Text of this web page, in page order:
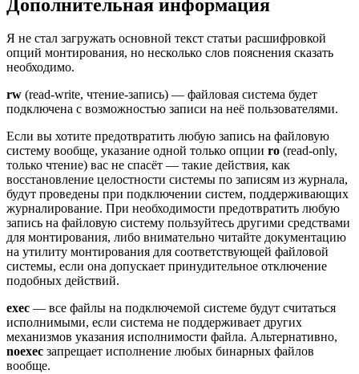
Дополнительная информация
Я не стал загружать основной текст статьи расшифровкой
опций монтирования, но несколько слов пояснения сказать
необходимо.
rw (read-write, чтение-запись) — файловая система будет
подключена с возможностью записи на неё пользователями.
Если вы хотите предотвратить любую запись на файловую
систему вообще, указание одной только опции ro (read-only,
только чтение) вас не спасёт — такие действия, как
восстановление целостности системы по записям из журнала,
будут проведены при подключении систем, поддерживающих
журналирование. При необходимости предотвратить любую
запись на файловую систему пользуйтесь другими средствами
для монтирования, либо внимательно читайте документацию
на утилиту монтирования для соответствующей файловой
системы, если она допускает принудительное отключение
подобных действий.
exec — все файлы на подключемой системе будут считаться
исполнимыми, если система не поддерживает других
механизмов указания исполнимости файла. Альтернативно,
noexec запрещает исполнение любых бинарных файлов
вообще.